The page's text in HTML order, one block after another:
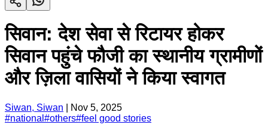
सिवान: देश सेवा से रिटायर होकर
सिवान पहुंचे फौजी का स्थानीय ग्रामीणों
और ज़िला वासियों ने किया स्वागत
Siwan, Siwan
Nov 5, 2025
#national #others#feel good stories